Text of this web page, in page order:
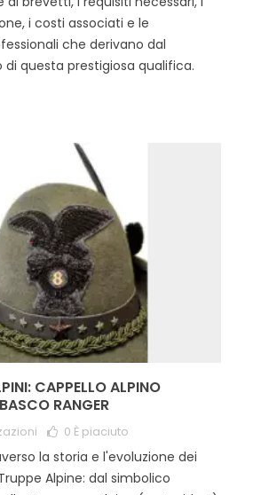
i costi associati e le
che derivano dal
questa prestigiosa qualifica.
CAPPELLO ALPINO
RANGER
0 È piaciuto
la storia e l'evoluzione dei
Alpine: dal simbolico